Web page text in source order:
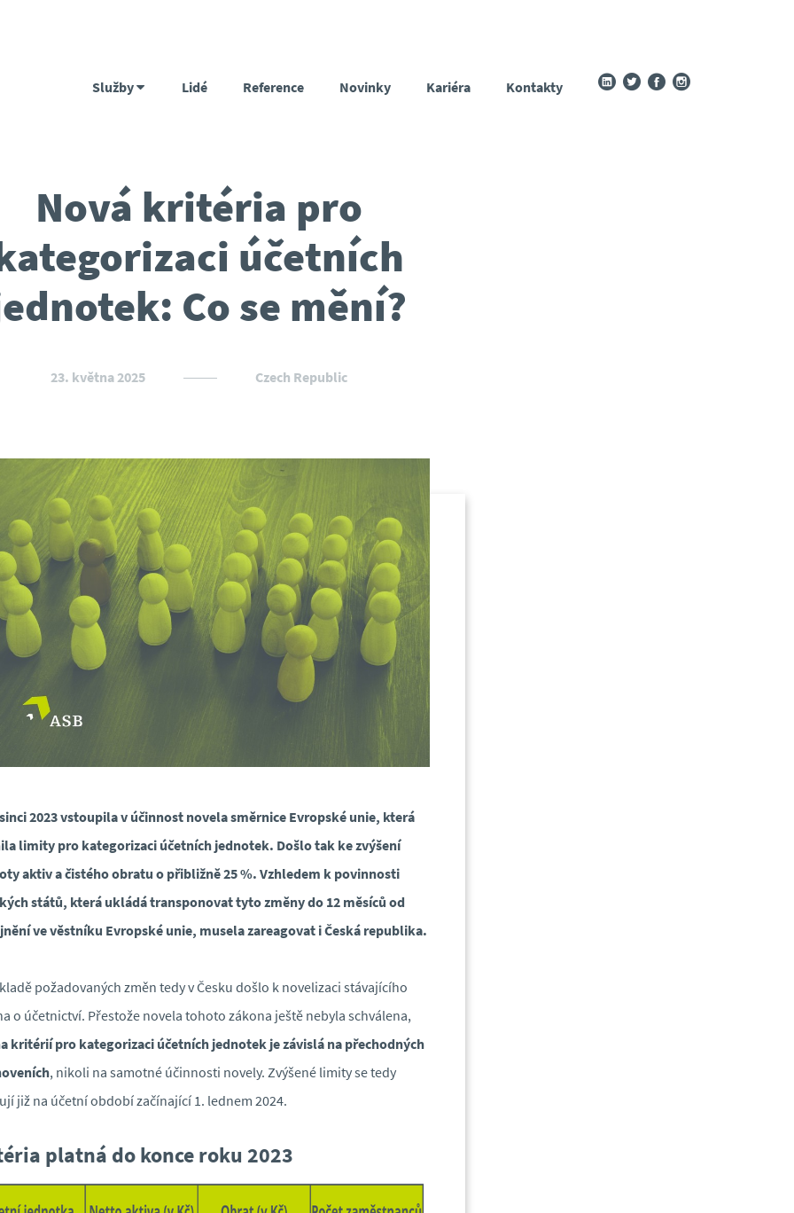
Služby Lidé Reference Novinky Kariéra Kontakty
Nová kritéria pro
účetních
Co se mění?
23. května 2025 Czech Republic
2023 vstoupila v účinnost novela směrnice Evropské unie, která
limity pro kategorizaci účetních jednotek. Došlo tak ke zvýšení
aktiv a čistého obratu o přibližně 25 %. Vzhledem k povinnosti
států, která ukládá transponovat tyto změny do 12 měsíců od
ve věstníku Evropské unie, musela zareagovat i Česká republika.
požadovaných změn tedy v Česku došlo k novelizaci stávajícího
o účetnictví. Přestože novela tohoto zákona ještě nebyla schválena,
kritérií pro kategorizaci účetních jednotek je závislá na přechodných
, nikoli na samotné účinnosti novely. Zvýšené limity se tedy
již na účetní období začínající 1. lednem 2024.
platná do konce roku 2023